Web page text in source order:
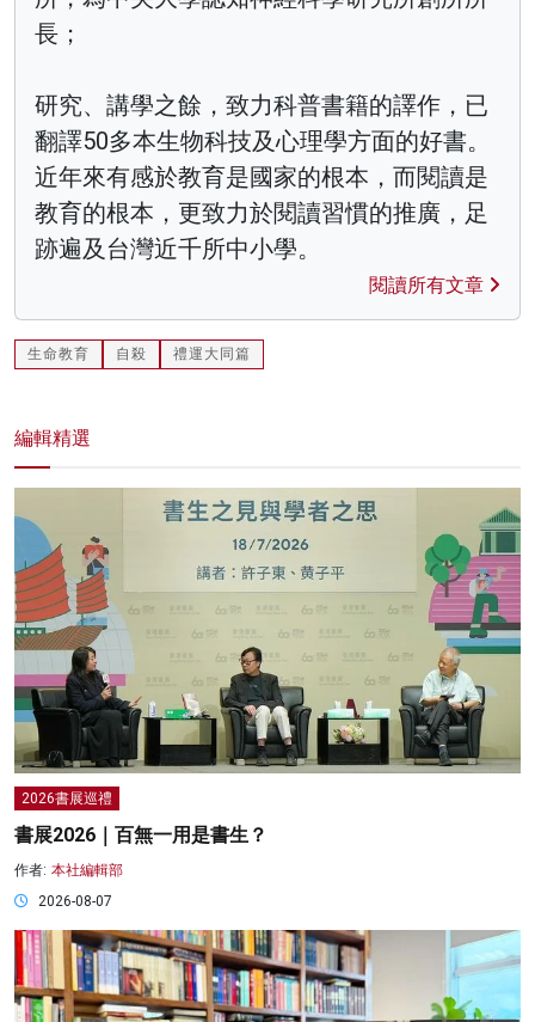
長；
研究、講學之餘，致力科普書籍的譯作，已
翻譯50多本生物科技及心理學方面的好書。
近年來有感於教育是國家的根本，而閱讀是
教育的根本，更致力於閱讀習慣的推廣，足
跡遍及台灣近千所中小學。
閱讀所有文章
生命教育 自殺 禮運大同篇
編輯精選
2026書展巡禮
書展2026｜百無一用是書生？
作者: 本社編輯部
2026-08-07